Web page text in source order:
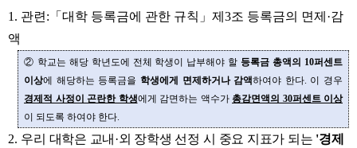
1. 관련: 「대학 등록금에 관한 규칙」제3조 등록금의 면제·감
액
② 학교는 해당 학년도에 전체 학생이 납부해야 할등록금 총액의 10퍼센트
이상에 해당하는 등록금을 학생에게 면제하거나 감액하여야 한다. 이 경우
경제적 사정이 곤란한 학생에게 감면하는 액수가 총감면액의 30퍼센트 이상
이 되도록 하여야 한다.
2. 우리 대학은 교내·외 장학생 선정 시 중요 지표가 되는 '경제